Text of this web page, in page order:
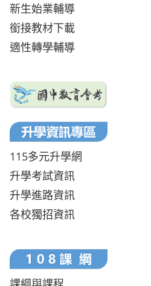
新生始業輔導
銜接教材下載
適性轉學輔導
115多元升學網
升學考試資訊
升學進路資訊
各校獨招資訊